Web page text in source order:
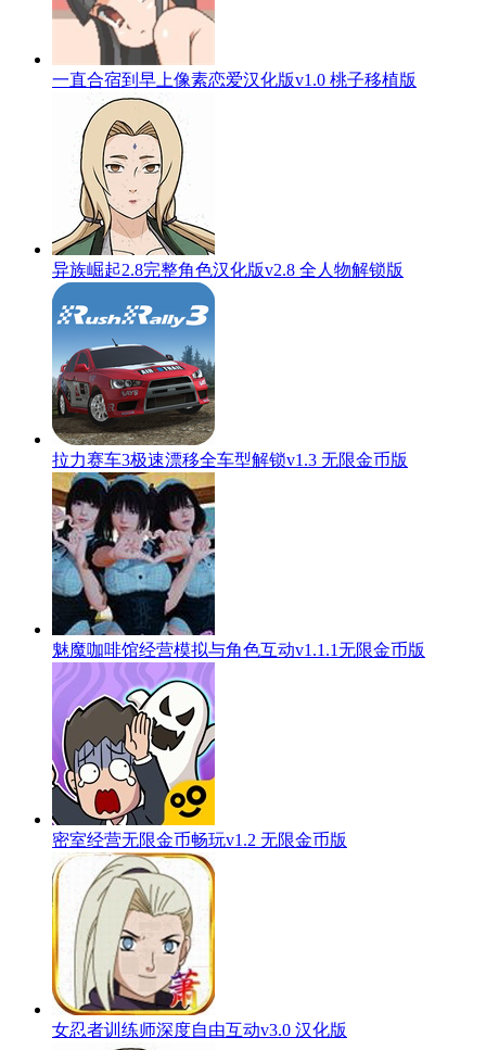
一直合宿到早上像素恋爱汉化版v1.0 桃子移植版
异族崛起2.8完整角色汉化版v2.8 全人物解锁版
拉力赛车3极速漂移全车型解锁v1.3 无限金币版
魅魔咖啡馆经营模拟与角色互动v1.1.1无限金币版
密室经营无限金币畅玩v1.2 无限金币版
女忍者训练师深度自由互动v3.0 汉化版